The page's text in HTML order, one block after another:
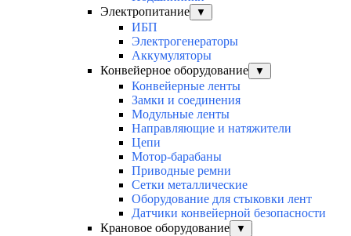
Электропитание
▼
ИБП
Электрогенераторы
Аккумуляторы
Конвейерное оборудование
▼
Конвейерные ленты
Замки и соединения
Модульные ленты
Направляющие и натяжители
Цепи
Мотор-барабаны
Приводные ремни
Сетки металлические
Оборудование для стыковки лент
Датчики конвейерной безопасности
Крановое оборудование
▼